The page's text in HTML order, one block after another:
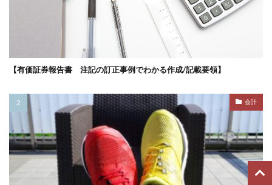
【有価証券報告書 注記の訂正事例でわかる作成/記載要領】
会計